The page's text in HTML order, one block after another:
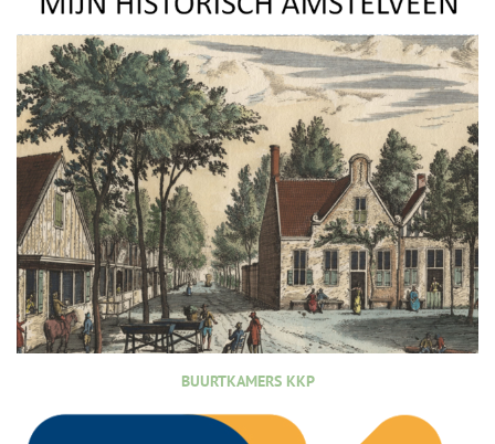
BUURTKAMERS KKP